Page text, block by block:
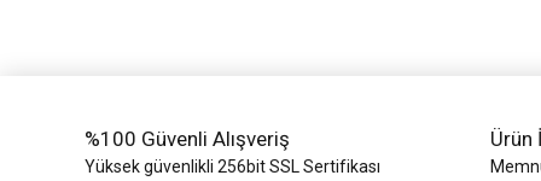
%100 Güvenli Alışveriş
Yüksek güvenlikli 256bit SSL Sertifikası
Ürün